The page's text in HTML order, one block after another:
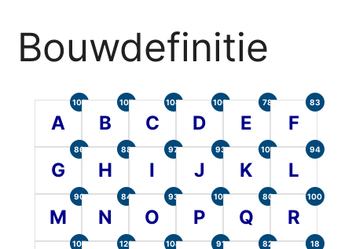
Bouwdefinitie
A
105
B
107
C
104
D
100
E
78
F
83
G
86
H
88
I
97
J
93
K
101
L
94
M
90
N
84
O
93
P
101
Q
80
R
100
107 120 104 91 82 18